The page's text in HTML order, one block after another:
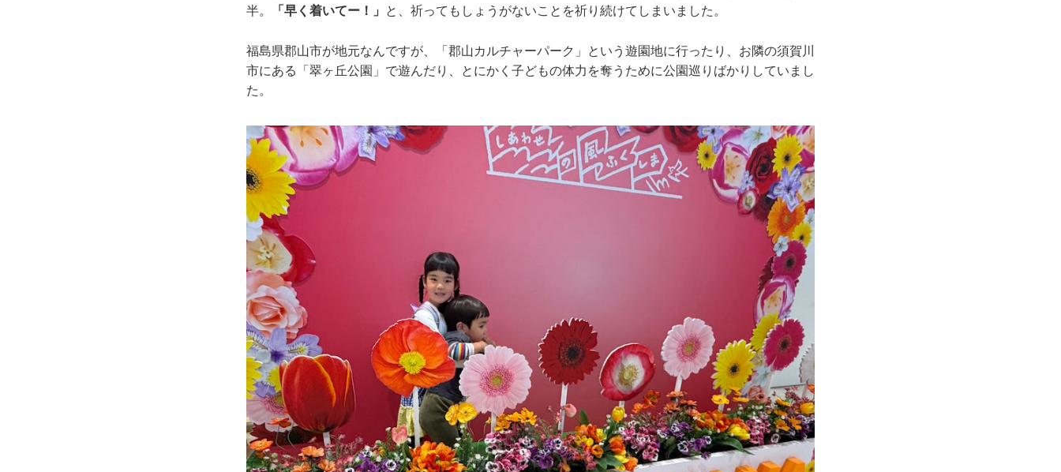
半。
「早く着いてー！」 と、祈ってもしょうがないことを祈り続けてしまいました。
福島県郡山市が地元なんですが、「郡山カルチャーパーク」という遊園地に行ったり、お隣の須賀川
市にある「翠ヶ丘公園」で遊んだり、とにかく子どもの体力を奪うために公園巡りばかりしていまし
た。